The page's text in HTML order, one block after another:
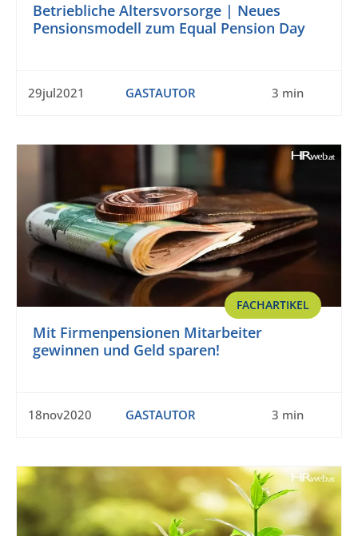
Betriebliche Altersvorsorge | Neues
Pensionsmodell zum Equal Pension Day
29jul2021 GASTAUTOR 3 min
FACHARTIKEL
Mit Firmenpensionen Mitarbeiter
gewinnen und Geld sparen!
18nov2020 GASTAUTOR 3 min